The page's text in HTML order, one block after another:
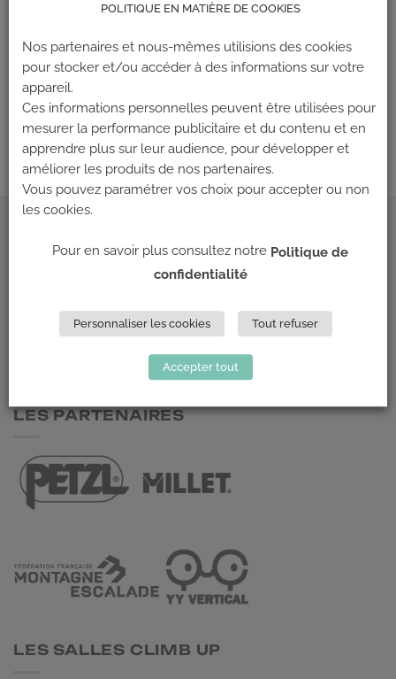
Les commentaires et les rétroliens sont actuellement fermés.
Climb Up (Siège social)
69 007 LYON
LES PARTENAIRES
LES SALLES CLIMB UP
POLITIQUE EN MATIÈRE DE COOKIES
Nos partenaires et nous-mêmes utilisions des cookies
pour stocker et/ou accéder à des informations sur votre
appareil.
Ces informations personnelles peuvent être utilisées pour
mesurer la performance publicitaire et du contenu et en
apprendre plus sur leur audience, pour développer et
améliorer les produits de nos partenaires.
Vous pouvez paramétrer vos choix pour accepter ou non
les cookies.
Pour en savoir plus consultez notre Politique de
confidentialité
Personnaliser les cookies Tout refuser
Accepter tout